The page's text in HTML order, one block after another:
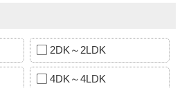
2DK～2LDK
4DK～4LDK